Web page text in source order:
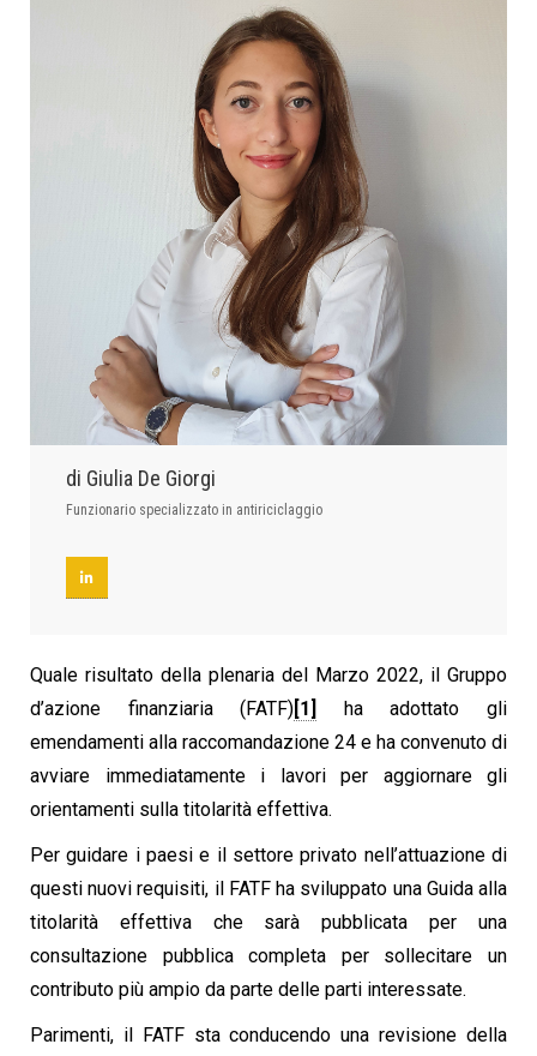
di Giulia De Giorgi
Funzionario specializzato in antiriciclaggio
Quale risultato della plenaria del Marzo 2022, il Gruppo
d’azione finanziaria (FATF)[1]
ha adottato gli
emendamenti alla raccomandazione 24 e ha convenuto di
avviare immediatamente i lavori per aggiornare gli
orientamenti sulla titolarità effettiva.
Per guidare i paesi e il settore privato nell’attuazione di
questi nuovi requisiti, il FATF ha sviluppato una Guida alla
titolarità effettiva che sarà pubblicata per una
consultazione pubblica completa per sollecitare un
contributo più ampio da parte delle parti interessate.
Parimenti, il FATF sta conducendo una revisione della